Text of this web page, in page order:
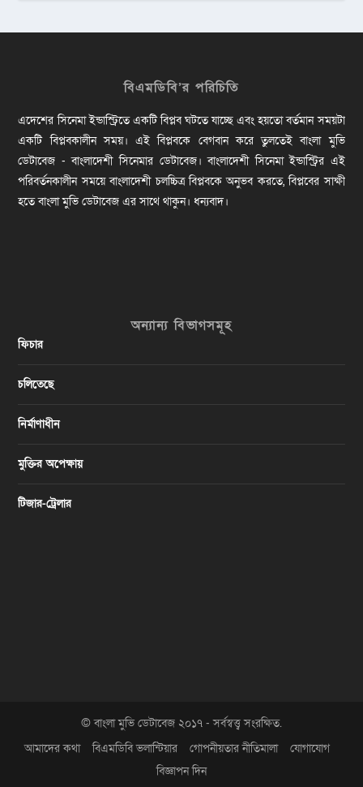
বিএমডিবি’র পরিচিতি
এদেশের সিনেমা ইন্ডাস্ট্রিতে একটি বিপ্লব ঘটতে যাচ্ছে এবং হয়তো বর্তমান সময়টা
একটি বিপ্লবকালীন সময়। এই বিপ্লবকে বেগবান করে তুলতেই বাংলা মুভি
ডেটাবেজ - বাংলাদেশী সিনেমার ডেটাবেজ। বাংলাদেশী সিনেমা ইন্ডাস্ট্রির এই
পরিবর্তনকালীন সময়ে বাংলাদেশী চলচ্চিত্র বিপ্লবকে অনুভব করতে, বিপ্লবের সাক্ষী
হতে বাংলা মুভি ডেটাবেজ এর সাথে থাকুন। ধন্যবাদ।
অন্যান্য বিভাগসমূহ
ফিচার
চলিতেছে
নির্মাণাধীন
মুক্তির অপেক্ষায়
টিজার-ট্রেলার
© বাংলা মুভি ডেটাবেজ ২০১৭ - সর্বস্বত্ত্ব সংরক্ষিত.
আমাদের কথা
বিএমডিবি ভলান্টিয়ার গোপনীয়তার নীতিমালা
যোগাযোগ
বিজ্ঞাপন দিন